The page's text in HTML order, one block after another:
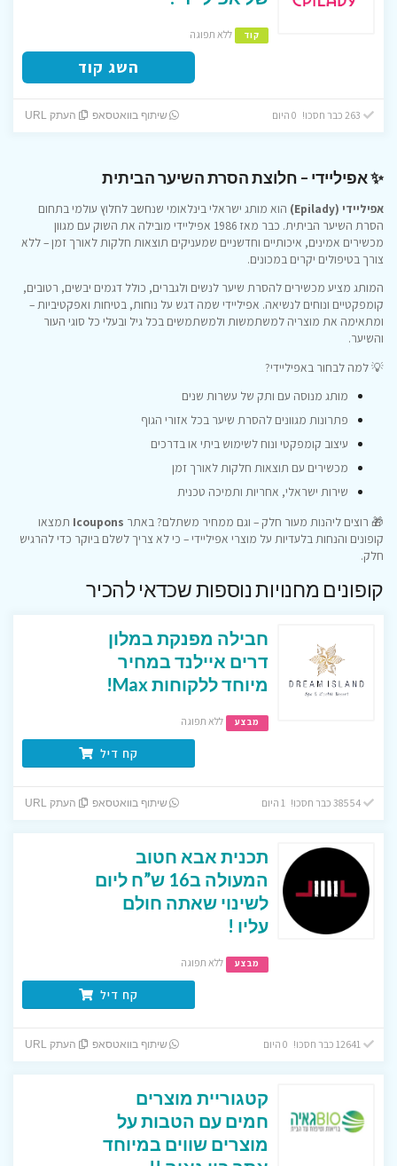
קוד ללא תפוגה
השג קוד
שיתוף בוואטסאפ העתק URL
✨ אפיליידי – חלוצת הסרת השיער הביתית
אפיליידי (Epilady)
הוא מותג ישראלי בינלאומי שנחשב לחלוץ עולמי בתחום
הסרת השיער הביתית. כבר מאז 1986 אפיליידי מובילה את השוק עם מגוון
מכשירים אמינים, איכותיים וחדשניים שמעניקים תוצאות חלקות לאורך זמן – ללא
צורך בטיפולים יקרים במכונים.
המותג מציע מכשירים להסרת שיער לנשים ולגברים, כולל דגמים יבשים, רטובים,
קומפקטיים ונוחים לנשיאה. אפיליידי שמה דגש על נוחות, בטיחות ואפקטיביות –
ומתאימה את מוצריה למשתמשות ולמשתמשים בכל גיל ובעלי כל סוגי העור
והשיער.
💡 למה לבחור באפיליידי?
מותג מנוסה עם ותק של עשרות שנים
פתרונות מגוונים להסרת שיער בכל אזורי הגוף
עיצוב קומפקטי ונוח לשימוש ביתי או בדרכים
מכשירים עם תוצאות חלקות לאורך זמן
שירות ישראלי, אחריות ותמיכה טכנית
🎁 רוצים ליהנות מעור חלק – וגם ממחיר משתלם? באתר Icoupons תמצאו
קופונים והנחות בלעדיות על מוצרי אפיליידי – כי לא צריך לשלם ביוקר כדי להרגיש
חלק.
קופונים מחנויות נוספות שכדאי להכיר
חבילה מפנקת במלון
דרים איילנד במחיר
מיוחד ללקוחות Max!
מבצע ללא תפוגה
קח דיל
38554 כבר חסכו! 1 היום שיתוף בוואטסאפ העתק URL
תכנית אבא חטוב
המעולה ב16 ש”ח ליום
לשינוי שאתה חולם
עליו !
מבצע ללא תפוגה
קח דיל
שיתוף בוואטסאפ העתק URL
קטגוריית מוצרים
חמים עם הטבות על
מוצרים שווים במיוחד